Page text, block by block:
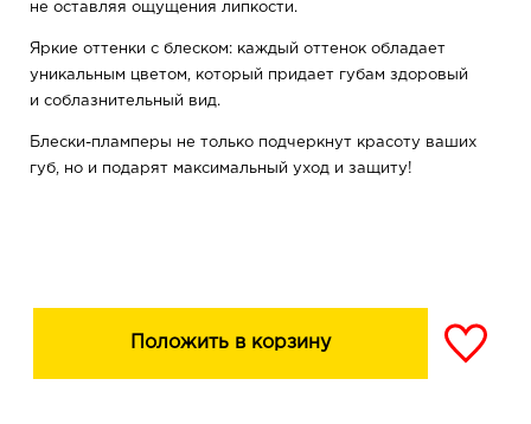
не оставляя ощущения липкости.
Яркие оттенки с блеском: каждый оттенок обладает
уникальным цветом, который придает губам здоровый
и соблазнительный вид.
Блески-пламперы не только подчеркнут красоту ваших
губ, но и подарят максимальный уход и защиту!
Положить в корзину